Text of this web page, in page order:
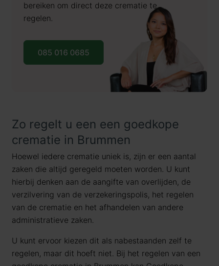
bereiken om direct deze crematie te
regelen.
085 016 0685
Zo regelt u een een goedkope
crematie in Brummen
Hoewel iedere crematie uniek is, zijn er een aantal
zaken die altijd geregeld moeten worden. U kunt
hierbij denken aan de aangifte van overlijden, de
verzilvering van de verzekeringspolis, het regelen
van de crematie en het afhandelen van andere
administratieve zaken.
U kunt ervoor kiezen dit als nabestaanden zelf te
regelen, maar dit hoeft niet. Bij het regelen van een